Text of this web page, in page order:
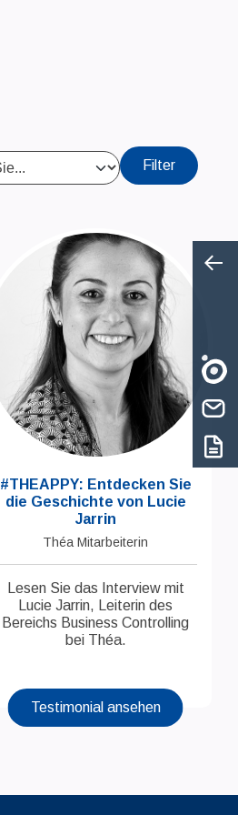
Filter
#THEAPPY: Entdecken Sie
die Geschichte von Lucie
Jarrin
Théa Mitarbeiterin
Lesen Sie das Interview mit
Lucie Jarrin, Leiterin des
Bereichs Business Controlling
bei Théa.
Testimonial ansehen